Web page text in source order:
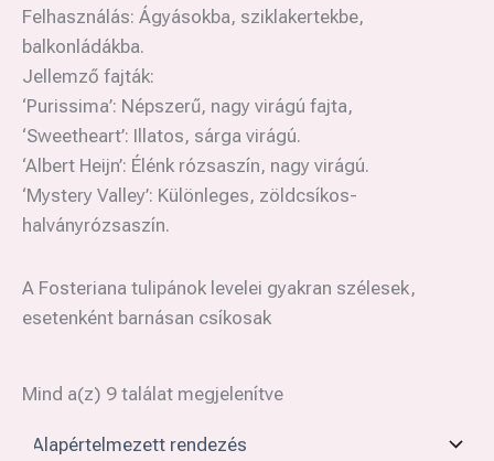
Felhasználás: Ágyásokba, sziklakertekbe,
balkonládákba.
Jellemző fajták:
‘Purissima’: Népszerű, nagy virágú fajta,
‘Sweetheart’: Illatos, sárga virágú.
‘Albert Heijn’: Élénk rózsaszín, nagy virágú.
‘Mystery Valley’: Különleges, zöldcsíkos-
halványrózsaszín.
A Fosteriana tulipánok levelei gyakran szélesek,
esetenként barnásan csíkosak
Mind a(z) 9 találat megjelenítve